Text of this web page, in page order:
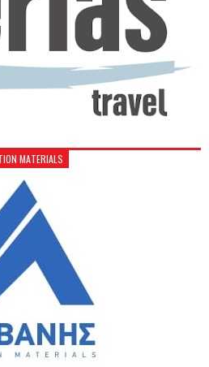
MATERIALS